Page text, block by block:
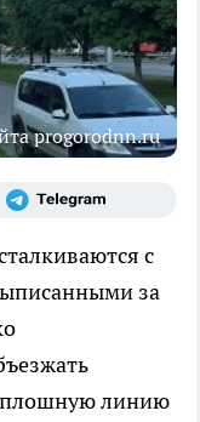
progorodnn.ru
с
за
линию